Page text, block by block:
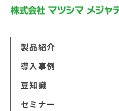
製品紹介
導入事例
豆知識
セミナー